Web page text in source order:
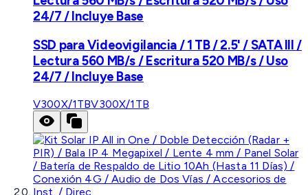
24/7 / Incluye Base
SSD para Videovigilancia / 1 TB / 2.5' / SATA III /
Lectura 560 MB/s / Escritura 520 MB/s / Uso
24/7 / Incluye Base
V300X/1TBV300X/1TB